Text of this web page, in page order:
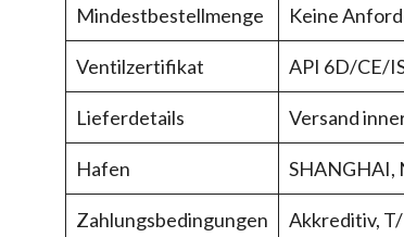
Mindestbestellmenge Keine
Ventilzertifikat API 6D/CE/
Lieferdetails Versand
Hafen SHANGHAI,
Zahlungsbedingungen Akkreditiv,